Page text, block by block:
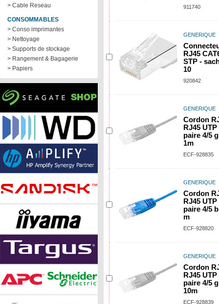
> Cable Reseau
CONSOMMABLES
> Conso imprimantes
> Nettoyage
> Supports de stockage
> Rangement & Bagagerie
> Papiers
911740
GENERIQUE
RJ45
STP -
10
920842
GENERIQUE
Cordon
RJ45 UTP
paire 4/5
1m
ECF-928835
GENERIQUE
Cordon
RJ45 UTP
paire 4/5
m
ECF-928820
GENERIQUE
Cordon
RJ45 UTP
paire 4/5
10m
ECF-928839